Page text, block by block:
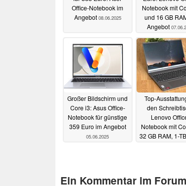
Office-Notebook im
Angebot 08.06.2025
Notebook mit
und 16 GB
Angebot
Großer Bildschirm und
Core i3: Asus Office-
Notebook für günstige
359 Euro im Angebot
05.06.2025
Top-
den
Lenovo
Notebook mit
32 GB RAM, 1-
Ein Kommentar im Forum